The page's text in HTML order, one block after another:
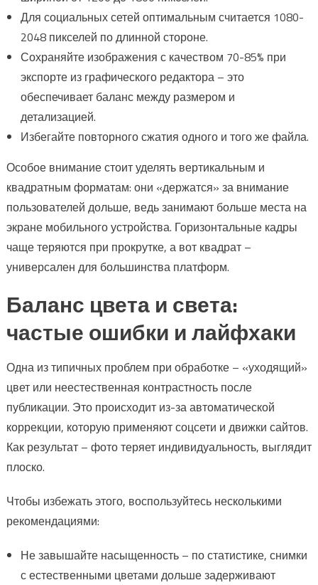
Для социальных сетей оптимальным считается 1080-
2048 пикселей по длинной стороне.
Сохраняйте изображения с качеством 70-85% при
экспорте из графического редактора – это
обеспечивает баланс между размером и
детализацией.
Избегайте повторного сжатия одного и того же файла.
Особое внимание стоит уделять вертикальным и
квадратным форматам: они «держатся» за внимание
пользователей дольше, ведь занимают больше места на
экране мобильного устройства. Горизонтальные кадры
чаще теряются при прокрутке, а вот квадрат –
универсален для большинства платформ.
Баланс цвета и света:
частые ошибки и лайфхаки
Одна из типичных проблем при обработке – «уходящий»
цвет или неестественная контрастность после
публикации. Это происходит из-за автоматической
коррекции, которую применяют соцсети и движки сайтов.
Как результат – фото теряет индивидуальность, выглядит
плоско.
Чтобы избежать этого, воспользуйтесь несколькими
рекомендациями:
Не завышайте насыщенность – по статистике, снимки
с естественными цветами дольше задерживают